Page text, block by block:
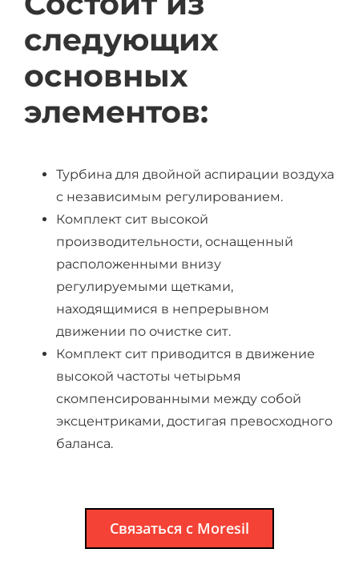
следующих
основных
элементов:
Турбина для двойной аспирации воздуха
с независимым регулированием.
Комплект сит высокой
производительности, оснащенный
расположенными внизу
регулируемыми щетками,
находящимися в непрерывном
движении по очистке сит.
Комплект сит приводится в движение
высокой частоты четырьмя
скомпенсированными между собой
эксцентриками, достигая превосходного
баланса.
Связаться с Мoresil